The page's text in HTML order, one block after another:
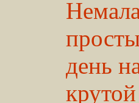
день